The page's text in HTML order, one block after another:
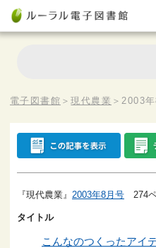
電子図書館 ＞現代農業 ＞2003
『現代農業』 2003年8月号 274ペ
タイトル
こんなのつくったアイ